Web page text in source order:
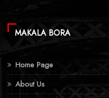
MAKALA BORA
Home Page
About Us